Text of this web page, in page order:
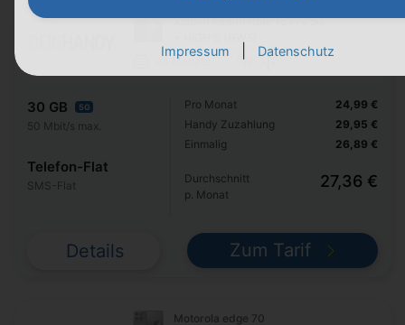
Xiaomi Redmi Note 15 Pro 5G
24 Monate
30 GB 5G
50 Mbit/s max.
Telefon-Flat
SMS-Flat
Pro Monat
Handy Zuzahlung
Einmalig
24,99 €
29,95 €
26,89 €
Durchschnitt
p. Monat
27,36 €
Details Zum Tarif
Motorola edge 70
Impressum Datenschutz